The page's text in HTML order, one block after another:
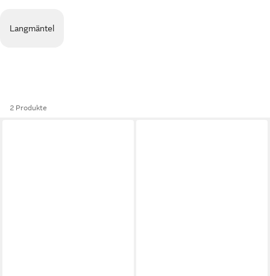
Langmäntel
2 Produkte